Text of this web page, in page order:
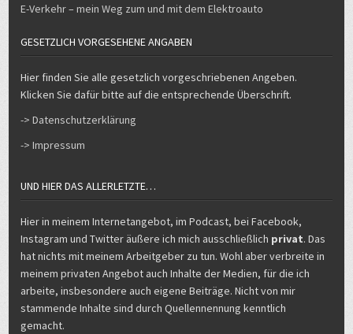
E-Verkehr – mein Weg zum und mit dem Elektroauto
GESETZLICH VORGESEHENE ANGABEN
Hier finden Sie alle gesetzlich vorgeschriebenen Angeben.
Klicken Sie dafür bitte auf die entsprechende Überschrift.
-> Datenschutzerklärung
-> Impressum
UND HIER DAS ALLERLETZTE…
Hier in meinem Internetangebot, im Podcast, bei Facebook,
Instagram und Twitter äußere ich mich ausschließlich privat. Das
hat nichts mit meinem Arbeitgeber zu tun. Wohl aber verbreite in
meinem privaten Angebot auch Inhalte der Medien, für die ich
arbeite, insbesondere auch eigene Beiträge. Nicht von mir
stammende Inhalte sind durch Quellennennung kenntlich
gemacht.